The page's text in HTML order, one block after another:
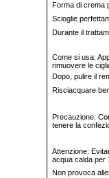
Forma di crema
Scioglie
Durante il
Come si usa:
rimuovere le
Dopo, pulire il
Risciacquare
Precauzione:
tenere la
Attenzione:
acqua calda per
Non provoca